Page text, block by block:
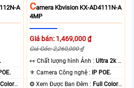
A CAmera Kbvision KX-AD4111N-A
4MP
Giá bán: 1,469,000 ₫
Giá Gốc: 2,260,000 ₫
️👀 Chất lượng hình Ảnh :Ultra 2k +
⚜️ Camera Công nghệ :
IP POE.
❂ Xem Được Ban Đêm : Full Color